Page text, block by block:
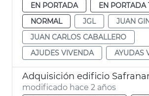
EN PORTADA
EN PORTADA
NORMAL
JGL
JUAN
JUAN CARLOS CABALLERO
AJUDES VIVENDA
AYUDAS
Adquisición edificio
modificado hace 2 años